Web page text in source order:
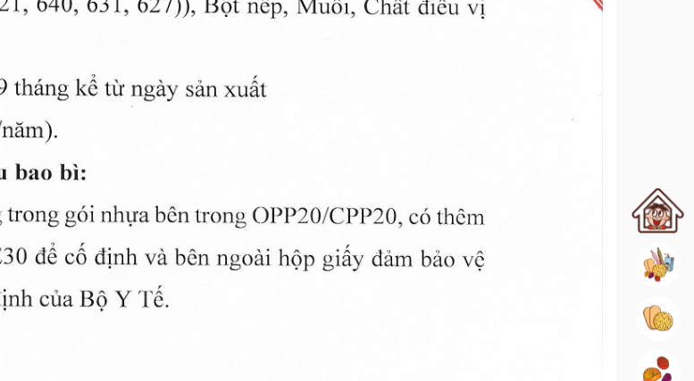
主頁
所有品項
米果
糖果